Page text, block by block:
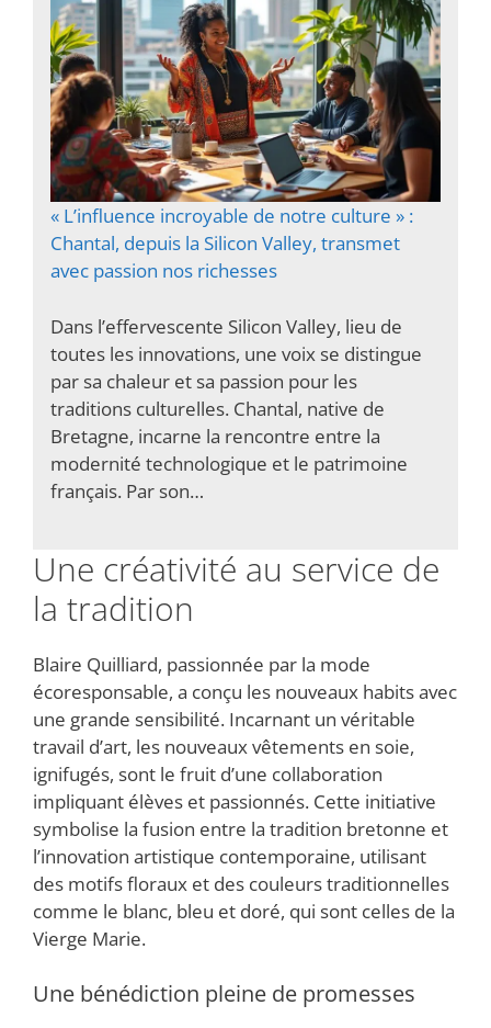
« L’influence incroyable de notre culture » :
Chantal, depuis la Silicon Valley, transmet
avec passion nos richesses
Dans l’effervescente Silicon Valley, lieu de
toutes les innovations, une voix se distingue
par sa chaleur et sa passion pour les
traditions culturelles. Chantal, native de
Bretagne, incarne la rencontre entre la
modernité technologique et le patrimoine
français. Par son…
Une créativité au service de
la tradition
Blaire Quilliard, passionnée par la mode
écoresponsable, a conçu les nouveaux habits avec
une grande sensibilité. Incarnant un véritable
travail d’art, les nouveaux vêtements en soie,
ignifugés, sont le fruit d’une collaboration
impliquant élèves et passionnés. Cette initiative
symbolise la fusion entre la tradition bretonne et
l’innovation artistique contemporaine, utilisant
des motifs floraux et des couleurs traditionnelles
comme le blanc, bleu et doré, qui sont celles de la
Vierge Marie.
Une bénédiction pleine de promesses